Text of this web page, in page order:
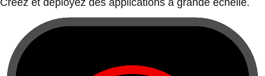
Créez et déployez des applications à grande échelle.